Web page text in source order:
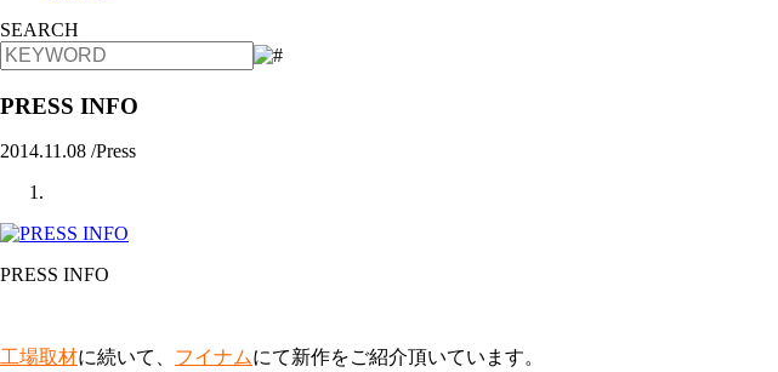
SEARCH
PRESS INFO
2014.11.08 /Press
PRESS INFO
工場取材に続いて、 フイナムにて新作をご紹介頂いています。